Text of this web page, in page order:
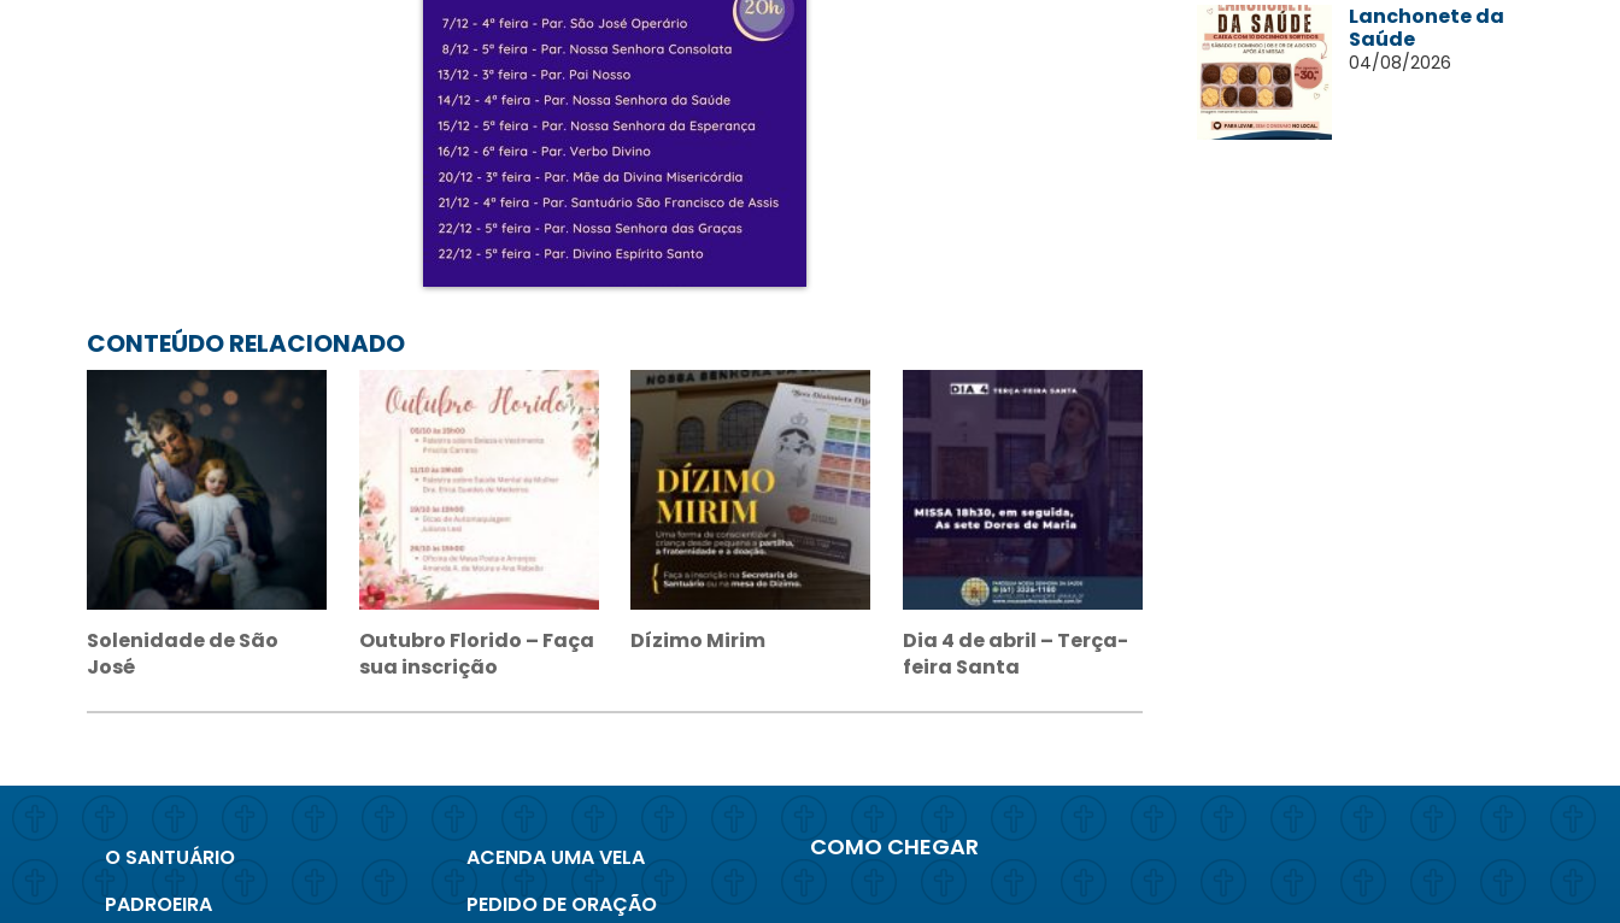
CONTEÚDO RELACIONADO
Solenidade de São
José
Outubro Florido – Faça
sua inscrição
Dízimo Mirim
Dia 4 de abril – Terça-
feira Santa
Lanchonete da
Saúde
04/08/2026
O SANTUÁRIO
PADROEIRA
ACENDA UMA VELA
PEDIDO DE ORAÇÃO
COMO CHEGAR